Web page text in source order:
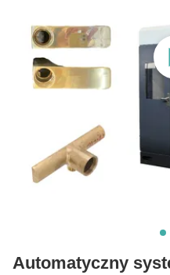
Automatyczny